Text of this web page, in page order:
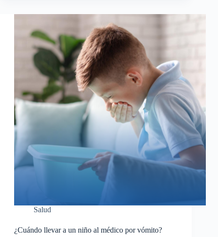
Salud
¿Cuándo llevar a un niño al médico por vómito?